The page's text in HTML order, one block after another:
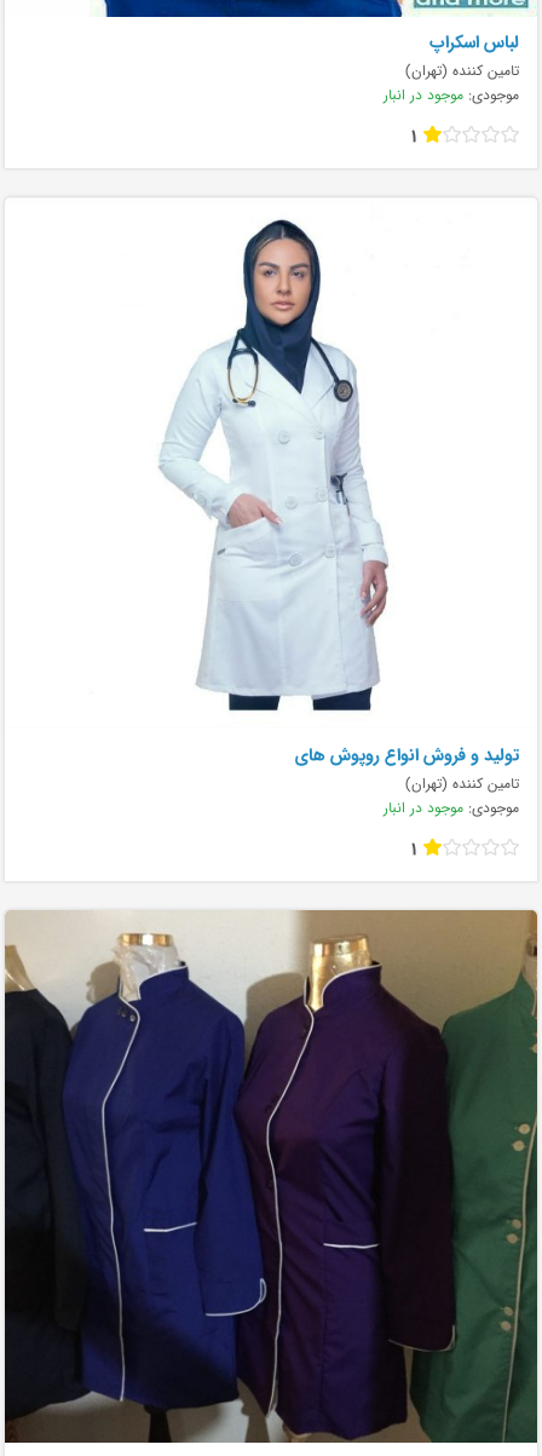
لباس اسکراپ
تامین کننده (تهران)
موجودی: موجود در انبار
1
تولید و فروش انواع روپوش های
تامین کننده (تهران)
موجودی: موجود در انبار
1